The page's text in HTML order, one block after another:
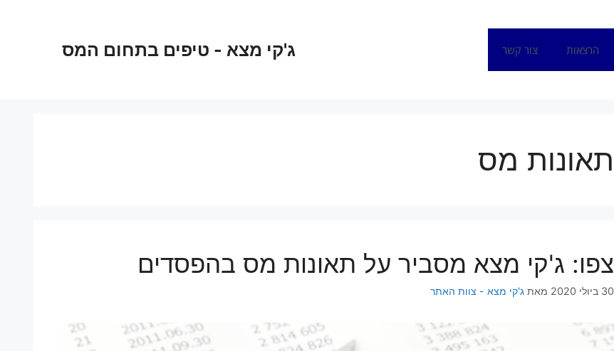
ג'קי מצא - טיפים בתחום המס הרצאות צור קשר
תאונות מס
צפו: ג'קי מצא מסביר על תאונות מס בהפסדים
30 ביולי 2020 מאת ג'קי מצא - צוות האתר